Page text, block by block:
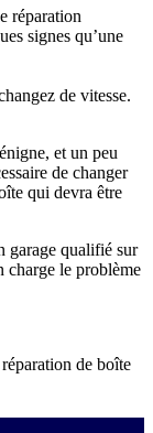
réparation
signes qu’une
de vitesse.
et un peu
de changer
qui devra être
garage qualifié sur
charge le problème
de boîte